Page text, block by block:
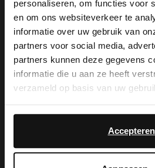
personaliseren, om functies voor
en om ons websiteverkeer te
informatie over uw gebruik van
partners voor social media,
partners kunnen deze gegevens
informatie die u aan ze heeft
verzameld op basis van uw
Accepteren
Manfield
Offwhite Veloursleder-Cowboystiefel mit Fransen
170.00
85.00
View this website
It looks like your language
you like to switch to English?
English